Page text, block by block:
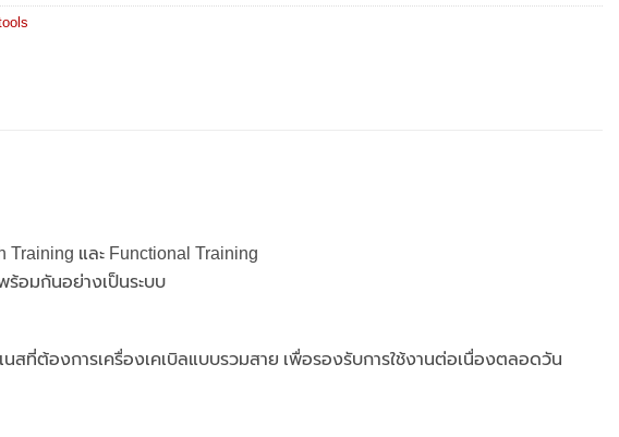
และ Functional Training
ร้อมกันอย่างเป็นระบบ
นสที่ต้องการเครื่องเคเบิลแบบรวมสาย เพื่อรองรับการใช้งานต่อเนื่องตลอดวัน